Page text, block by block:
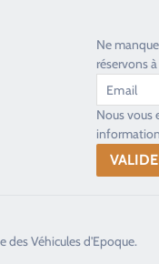
Ne
réservons
Nous vous
des Véhicules d'Epoque.